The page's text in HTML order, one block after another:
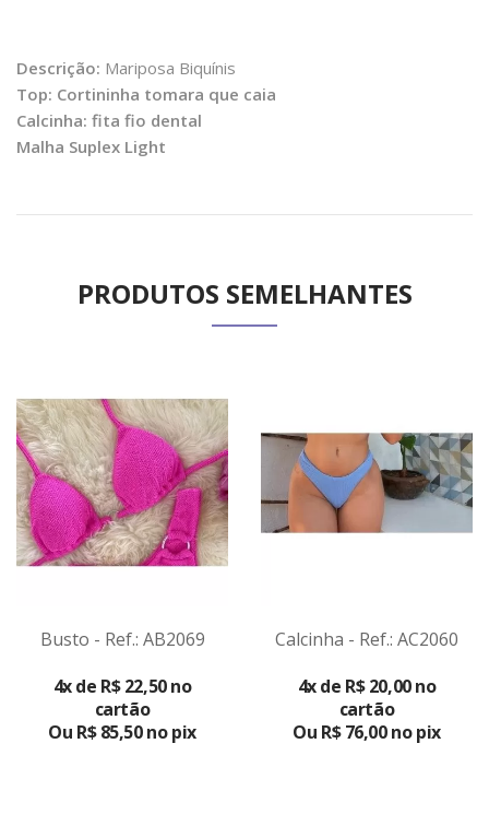
Descrição: Mariposa Biquínis
Top: Cortininha tomara que caia
Calcinha: fita fio dental
Malha Suplex Light
PRODUTOS SEMELHANTES
Busto - Ref.: AB2069
4x de R$ 22,50 no
cartão
Ou R$ 85,50 no pix
PRODUTO
Calcinha - Ref.: AC2060
4x de R$ 20,00 no
cartão
Ou R$ 76,00 no pix
PRODUTO